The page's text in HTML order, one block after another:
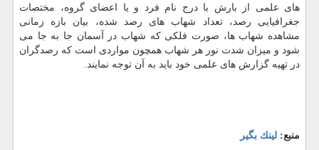
های علمی از بارش با درج نام فرد و یا اعضای گروه، مختصات
جغرافیایی رصد، تعداد شهاب های رصد شده، بیان بازه زمانی
مشاهده شهاب ها، صورت فلكی كه شهاب در آسمان جا به جا می
شود و میزان شدت نور هر شهاب همچون مواردی است كه رصدگران
در تهیه گزارش های علمی خود باید به آن توجه نمایند.
منبع: لینك بگیر